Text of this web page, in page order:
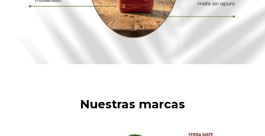
Nuestras marcas